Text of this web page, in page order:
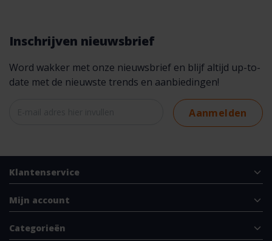
Inschrijven nieuwsbrief
Word wakker met onze nieuwsbrief en blijf altijd up-to-
date met de nieuwste trends en aanbiedingen!
Aanmelden
Klantenservice
Mijn account
Categorieën